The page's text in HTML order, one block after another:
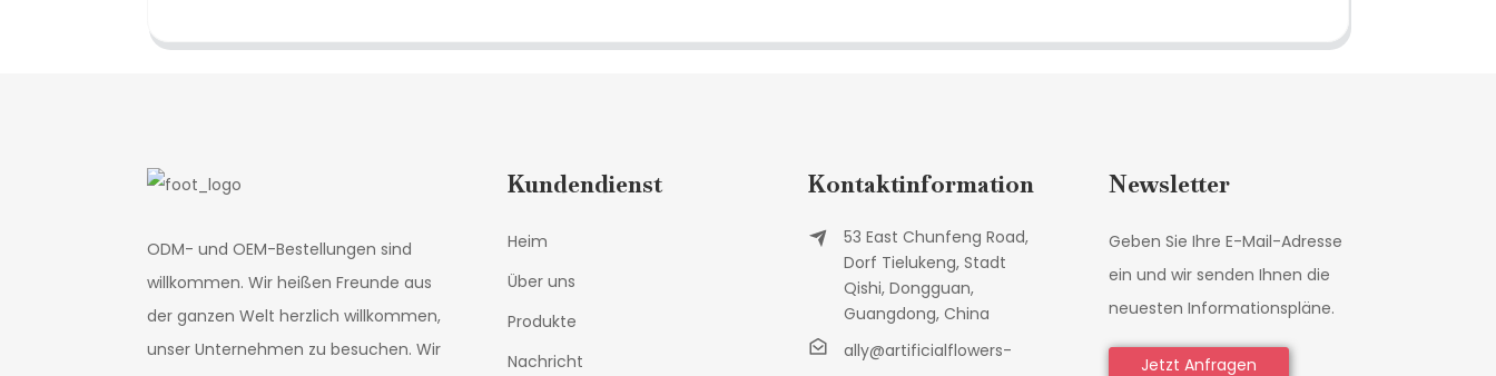
ODM- und OEM-Bestellungen sind
willkommen. Wir heißen Freunde aus
der ganzen Welt herzlich willkommen,
unser Unternehmen zu besuchen. Wir
Kundendienst
Heim
Über uns
Produkte
Nachricht
Kontaktinformation
53 East Chunfeng Road,
Dorf Tielukeng, Stadt
Qishi, Dongguan,
Guangdong, China
ally@artificialflowers-
Newsletter
Geben Sie Ihre E-Mail-Adresse
ein und wir senden Ihnen die
neuesten Informationspläne.
Jetzt Anfragen